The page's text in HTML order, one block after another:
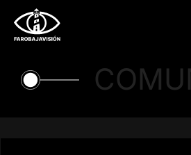
contenido